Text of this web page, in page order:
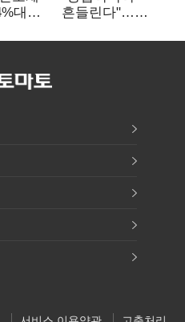
대
상승
흔들린다"…
18에 취약